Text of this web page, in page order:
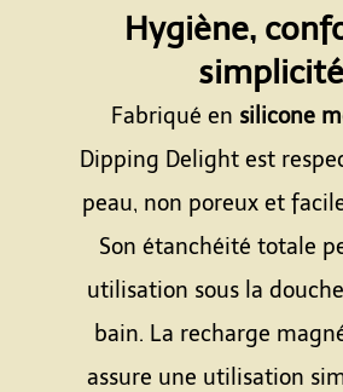
Hygiène,
simplicité
Fabriqué en silicone
Dipping Delight est
peau, non poreux et
Son étanchéité totale
utilisation sous la
bain. La recharge
assure une utilisation